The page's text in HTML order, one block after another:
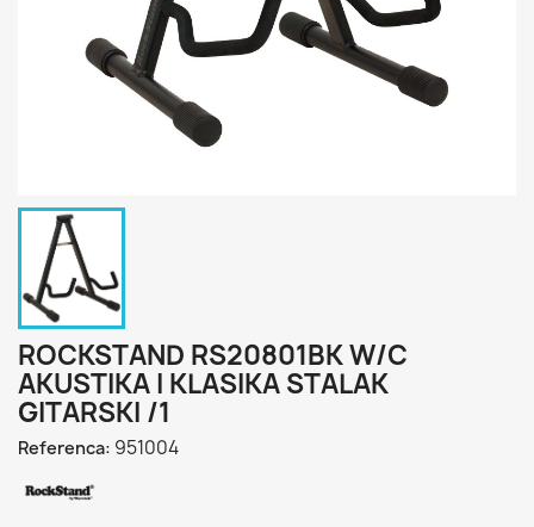
ROCKSTAND RS20801BK W/C
AKUSTIKA I KLASIKA STALAK
GITARSKI /1
Referenca: 951004